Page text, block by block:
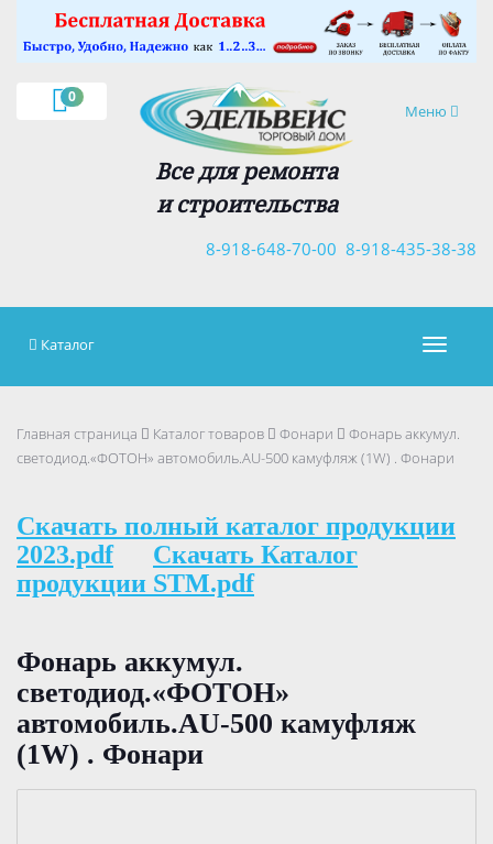
0
Навигация
Меню
Все для ремонта
и строительства
8-918-435-38-38
8-918-648-70-00
×
Каталог
Главная страница Каталог товаров Фонари
Фонарь аккумул.
светодиод.«ФОТОН» автомобиль.AU-500 камуфляж (1W) . Фонари
Скачать полный каталог продукции
2023.pdf
Скачать Каталог
продукции STM.pdf
Фонарь аккумул.
светодиод.«ФОТОН»
автомобиль.AU-500 камуфляж
(1W) . Фонари